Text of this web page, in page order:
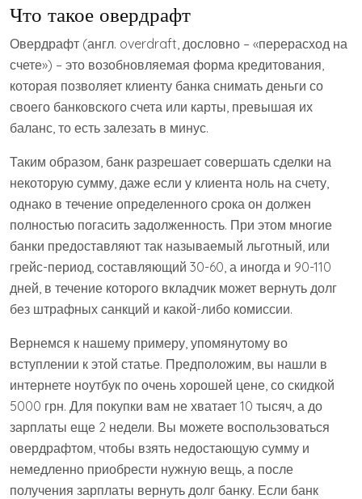
Что такое овердрафт
Овердрафт (англ. overdraft, дословно – «перерасход на
счете») – это возобновляемая форма кредитования,
которая позволяет клиенту банка снимать деньги со
своего банковского счета или карты, превышая их
баланс, то есть залезать в минус.
Таким образом, банк разрешает совершать сделки на
некоторую сумму, даже если у клиента ноль на счету,
однако в течение определенного срока он должен
полностью погасить задолженность. При этом многие
банки предоставляют так называемый льготный, или
грейс-период, составляющий 30-60, а иногда и 90-110
дней, в течение которого вкладчик может вернуть долг
без штрафных санкций и какой-либо комиссии.
Вернемся к нашему примеру, упомянутому во
вступлении к этой статье. Предположим, вы нашли в
интернете ноутбук по очень хорошей цене, со скидкой
5000 грн. Для покупки вам не хватает 10 тысяч, а до
зарплаты еще 2 недели. Вы можете воспользоваться
овердрафтом, чтобы взять недостающую сумму и
немедленно приобрести нужную вещь, а после
получения зарплаты вернуть долг банку. Если банк